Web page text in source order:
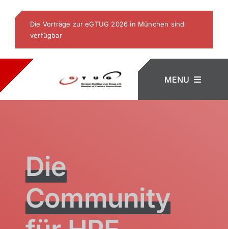
Die Vorträge zur eGTUG 2026 in München sind
verfügbar
MENU
Veranstaltungen
Zur GTUG
Die
Community